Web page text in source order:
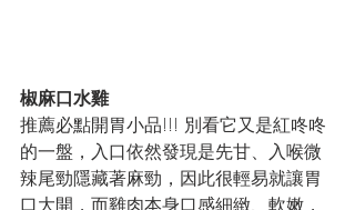
椒麻口水雞
推薦必點開胃小品!!! 別看它又是紅咚咚
的一盤，入口依然發現是先甘、入喉微
辣尾勁隱藏著麻勁，因此很輕易就讓胃
口大開，而雞肉本身口感細緻、軟嫩，